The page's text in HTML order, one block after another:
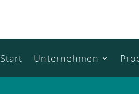
Start Unternehmen